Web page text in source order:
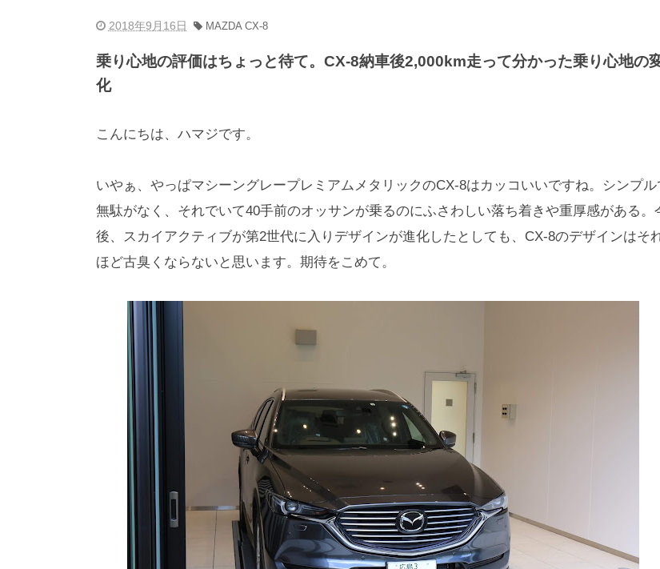
2018年9月16日 MAZDA CX-8
乗り心地の評価はちょっと待て。CX-8納車後2,000km走って分かった乗り心地の
化
こんにちは、ハマジです。
いやぁ、やっぱマシーングレープレミアムメタリックのCX-8はカッコいいですね。シンプル
無駄がなく、それでいて40手前のオッサンが乗るのにふさわしい落ち着きや重厚感がある。
後、スカイアクティブが第2世代に入りデザインが進化したとしても、CX-8のデザインはそ
ほど古臭くならないと思います。期待をこめて。